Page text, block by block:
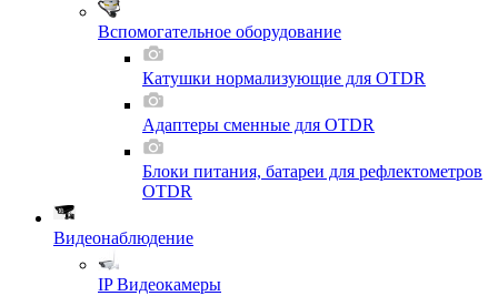
Вспомогательное оборудование
Катушки нормализующие для OTDR
Адаптеры сменные для OTDR
Блоки питания, батареи для рефлектометров
OTDR
Видеонаблюдение
IP Видеокамеры